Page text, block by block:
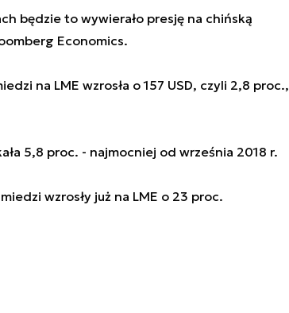
będzie to wywierało presję na chińską
Economics.
na LME wzrosła o 157 USD, czyli 2,8 proc.,
5,8 proc. - najmocniej od września 2018 r.
wzrosły już na LME o 23 proc.